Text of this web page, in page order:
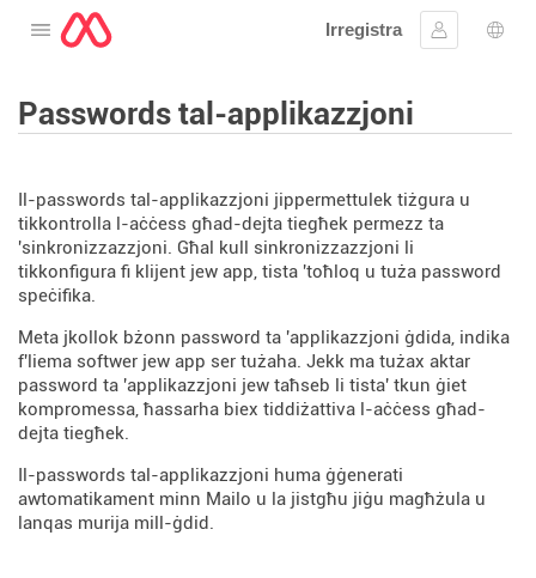
Tiftaħ il-menu
Irregistra
Sinjal
Passwords tal-applikazzjoni
Il-passwords tal-applikazzjoni jippermettulek tiżgura u
tikkontrolla l-aċċess għad-dejta tiegħek permezz ta
'sinkronizzazzjoni. Għal kull sinkronizzazzjoni li
tikkonfigura fi klijent jew app, tista 'toħloq u tuża password
speċifika.
Meta jkollok bżonn password ta 'applikazzjoni ġdida, indika
f'liema softwer jew app ser tużaha. Jekk ma tużax aktar
password ta 'applikazzjoni jew taħseb li tista' tkun ġiet
kompromessa, ħassarha biex tiddiżattiva l-aċċess għad-
dejta tiegħek.
Il-passwords tal-applikazzjoni huma ġġenerati
awtomatikament minn Mailo u la jistgħu jiġu magħżula u
lanqas murija mill-ġdid.